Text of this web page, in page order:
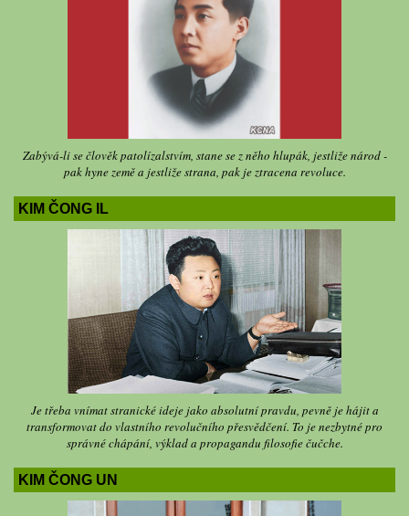
Zabývá-li se člověk patolízalstvím, stane se z něho hlupák, jestliže národ -
pak hyne země a jestliže strana, pak je ztracena revoluce.
KIM ČONG IL
Je třeba vnímat stranické ideje jako absolutní pravdu, pevně je hájit a
transformovat do vlastního revolučního přesvědčení. To je nezbytné pro
správné chápání, výklad a propagandu filosofie čučche.
KIM ČONG UN